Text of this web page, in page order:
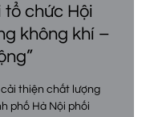
tổ chức Hội
không khí –
thiện chất lượng
phố Hà Nội phối